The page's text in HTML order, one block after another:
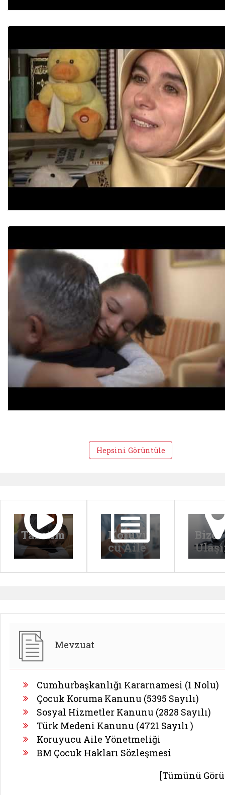
Hepsini Görüntüle
Tanıtım
Koruyu
cu Aile
Bize
Mevzuat
Cumhurbaşkanlığı Kararnamesi (1 Nolu)
Çocuk Koruma Kanunu (5395 Sayılı)
Sosyal Hizmetler Kanunu (2828 Sayılı)
Türk Medeni Kanunu (4721 Sayılı )
Koruyucu Aile Yönetmeliği
BM Çocuk Hakları Sözleşmesi
[Tümünü